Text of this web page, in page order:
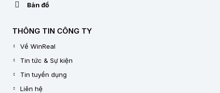
Bản đồ
THÔNG TIN CÔNG TY
Về WinReal
Tin tức & Sự kiện
Tin tuyển dụng
Liên hệ